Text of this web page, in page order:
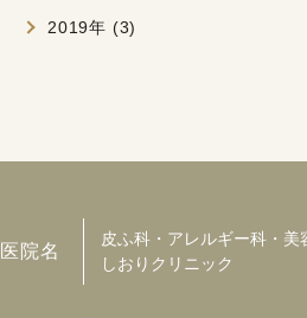
2019年 (3)
医院名
皮ふ科・アレルギー科・美
しおりクリニック